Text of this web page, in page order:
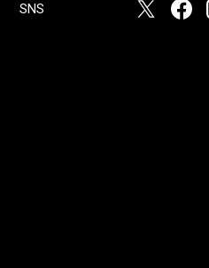
SNS